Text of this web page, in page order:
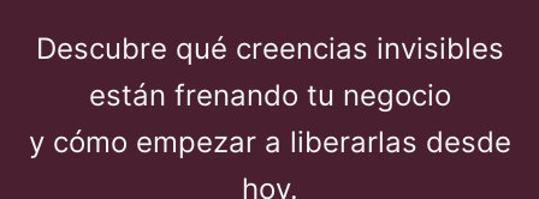
Descubre qué creencias invisibles
están frenando tu negocio
y cómo empezar a liberarlas desde
hoy.